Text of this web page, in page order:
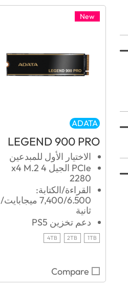
New
ADATA
LEGEND 900 PRO
الاختيار الأول للمبدعين
PCIe الجيل 4 x4 M.2
2280
القراءة/الكتابة:
7,400/6.500 ميجابايت/
ثانية
دعم تخزين PS5
1TB
2TB
4TB
Compare